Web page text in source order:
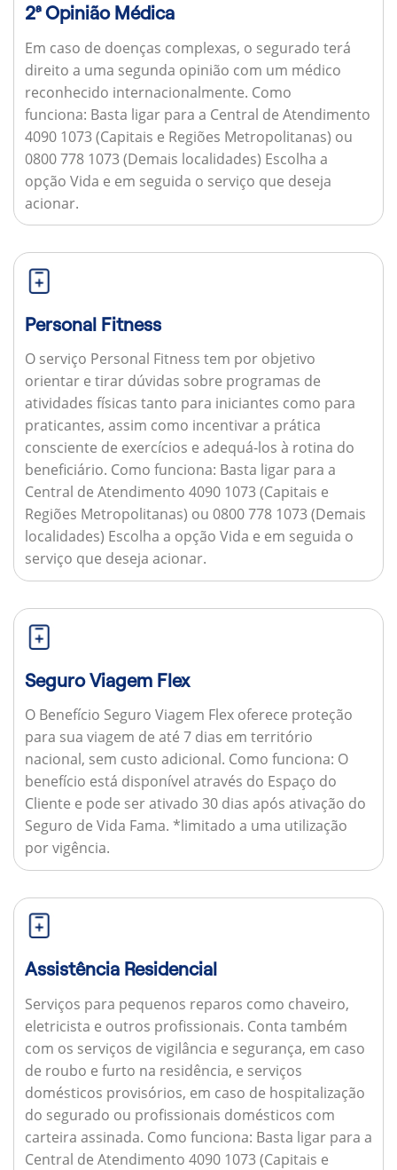
2ª Opinião Médica
Em caso de doenças complexas, o segurado terá
direito a uma segunda opinião com um médico
reconhecido internacionalmente. Como
funciona: Basta ligar para a Central de Atendimento
4090 1073 (Capitais e Regiões Metropolitanas) ou
0800 778 1073 (Demais localidades) Escolha a
opção Vida e em seguida o serviço que deseja
acionar.
Personal Fitness
O serviço Personal Fitness tem por objetivo
orientar e tirar dúvidas sobre programas de
atividades físicas tanto para iniciantes como para
praticantes, assim como incentivar a prática
consciente de exercícios e adequá-los à rotina do
beneficiário. Como funciona: Basta ligar para a
Central de Atendimento 4090 1073 (Capitais e
Regiões Metropolitanas) ou 0800 778 1073 (Demais
localidades) Escolha a opção Vida e em seguida o
serviço que deseja acionar.
Seguro Viagem Flex
O Benefício Seguro Viagem Flex oferece proteção
para sua viagem de até 7 dias em território
nacional, sem custo adicional. Como funciona: O
benefício está disponível através do Espaço do
Cliente e pode ser ativado 30 dias após ativação do
Seguro de Vida Fama. *limitado a uma utilização
por vigência.
Assistência Residencial
Serviços para pequenos reparos como chaveiro,
eletricista e outros profissionais. Conta também
com os serviços de vigilância e segurança, em caso
de roubo e furto na residência, e serviços
domésticos provisórios, em caso de hospitalização
do segurado ou profissionais domésticos com
carteira assinada. Como funciona: Basta ligar para a
Central de Atendimento 4090 1073 (Capitais e